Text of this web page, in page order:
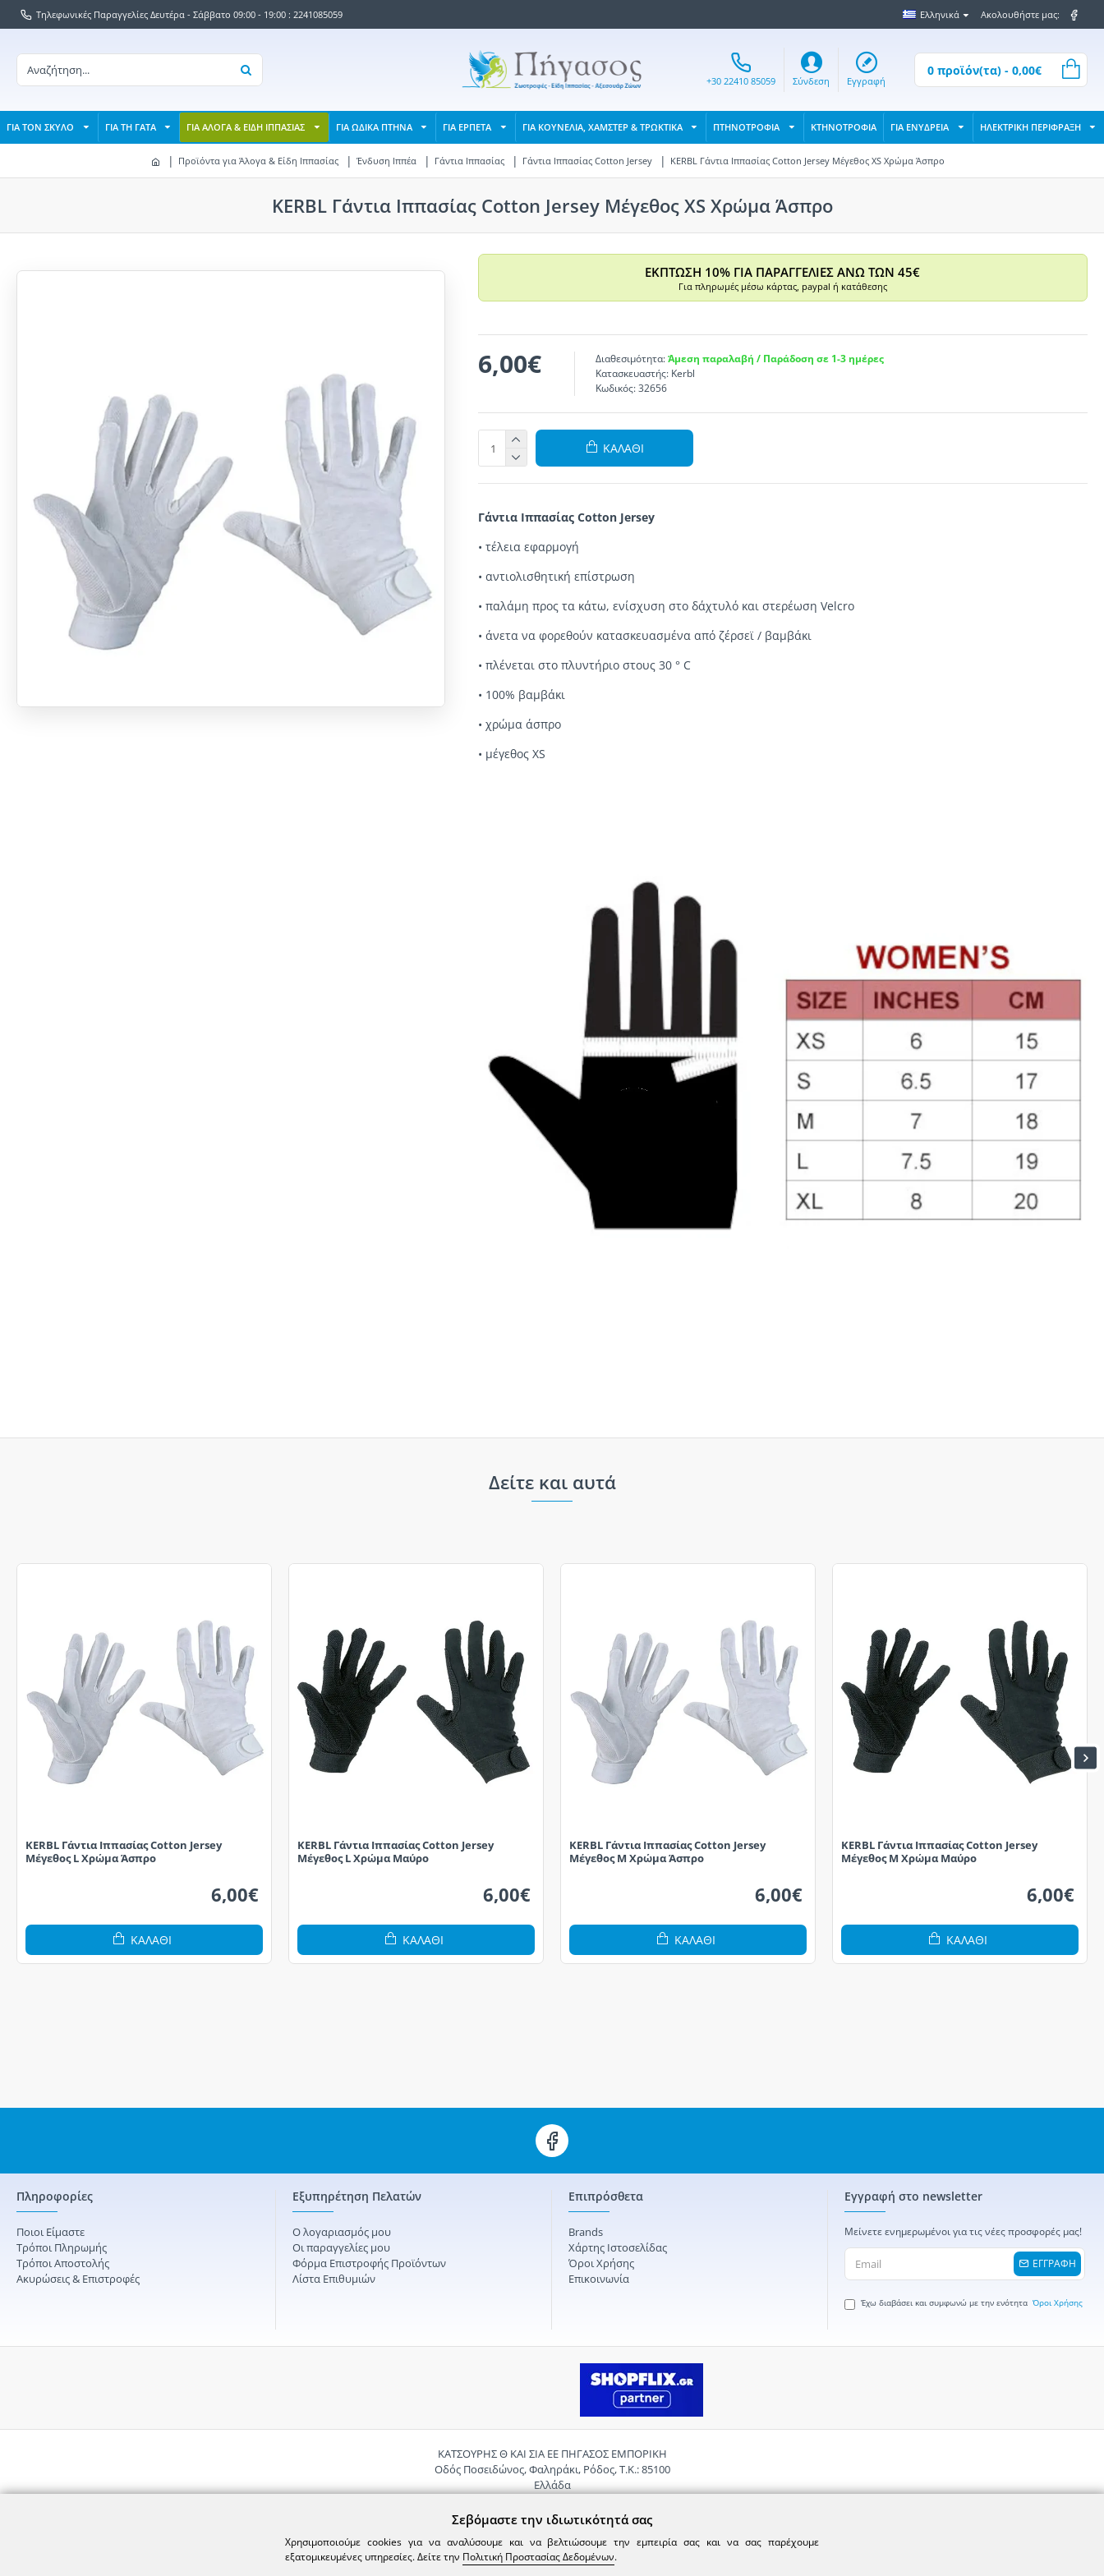
Τηλεφωνικές Παραγγελίες Δευτέρα - Σάββατο 09:00 - 19:00 : 2241085059 Ελληνικά Ακολουθήστε μας:
+30 22410 85059 Σύνδεση Εγγραφή
0 προϊόν(τα) - 0,00€
ΓΙΑ ΤΟΝ ΣΚΥΛΟ ΓΙΑ ΤΗ ΓΑΤΑ ΓΙΑ ΑΛΟΓΑ & ΕΙΔΗ ΙΠΠΑΣΙΑΣ ΓΙΑ ΩΔΙΚΑ ΠΤΗΝΑ ΓΙΑ ΕΡΠΕΤΑ ΓΙΑ ΚΟΥΝΕΛΙΑ, ΧΑΜΣΤΕΡ & ΤΡΩΚΤΙΚΑ ΠΤΗΝΟΤΡΟΦΙΑ ΚΤΗΝΟΤΡΟΦΙΑ ΓΙΑ ΕΝΥΔΡΕΙΑ ΗΛΕΚΤΡΙΚΗ ΠΕΡΙΦΡΑΞΗ
Προϊόντα για Άλογα & Είδη Ιππασίας Ένδυση Ιππέα Γάντια Ιππασίας Γάντια Ιππασίας Cotton Jersey KERBL Γάντια Ιππασίας Cotton Jersey Μέγεθος XS Χρώμα Άσπρο
KERBL Γάντια Ιππασίας Cotton Jersey Μέγεθος XS Χρώμα Άσπρο
ΕΚΠΤΩΣΗ 10% ΓΙΑ ΠΑΡΑΓΓΕΛΙΕΣ ΑΝΩ ΤΩΝ 45€
Για πληρωμές μέσω κάρτας, paypal ή κατάθεσης
6,00€ Διαθεσιμότητα: Άμεση παραλαβή / Παράδοση σε 1-3 ημέρες
Κατασκευαστής: Kerbl
Κωδικός: 32656
ΚΑΛΆΘΙ
Γάντια Ιππασίας Cotton Jersey
• τέλεια εφαρμογή
• αντιολισθητική επίστρωση
• παλάμη προς τα κάτω, ενίσχυση στο δάχτυλό και στερέωση Velcro
• άνετα να φορεθούν κατασκευασμένα από ζέρσεϊ / βαμβάκι
• πλένεται στο πλυντήριο στους 30 ° C
• 100% βαμβάκι
• χρώμα άσπρο
• μέγεθος XS
Δείτε και αυτά
KERBL Γάντια Ιππασίας Cotton Jersey
Μέγεθος L Χρώμα Άσπρο
6,00€
ΚΑΛΆΘΙ
KERBL Γάντια Ιππασίας Cotton Jersey
Μέγεθος L Χρώμα Μαύρο
6,00€
ΚΑΛΆΘΙ
KERBL Γάντια Ιππασίας Cotton Jersey
Μέγεθος M Χρώμα Άσπρο
6,00€
ΚΑΛΆΘΙ
KERBL Γάντια Ιππασίας Cotton Jersey
Μέγεθος M Χρώμα Μαύρο
6,00€
ΚΑΛΆΘΙ
Πληροφορίες
Ποιοι Είμαστε
Τρόποι Πληρωμής
Τρόποι Αποστολής
Ακυρώσεις & Επιστροφές
Εξυπηρέτηση Πελατών
Ο λογαριασμός μου
Οι παραγγελίες μου
Φόρμα Επιστροφής Προϊόντων
Λίστα Επιθυμιών
Επιπρόσθετα
Brands
Χάρτης Ιστοσελίδας
Όροι Χρήσης
Επικοινωνία
Εγγραφή στο newsletter
Μείνετε ενημερωμένοι για τις νέες προσφορές μας!
ΕΓΓΡΑΦΗ
Έχω διαβάσει και συμφωνώ με την ενότητα Όροι Χρήσης
ΚΑΤΣΟΥΡΗΣ Θ ΚΑΙ ΣΙΑ ΕΕ ΠΗΓΑΣΟΣ ΕΜΠΟΡΙΚΗ
Οδός Ποσειδώνος, Φαληράκι, Ρόδος, Τ.Κ.: 85100
Ελλάδα
Email:pigasosemporiki@gmail.com
Σεβόμαστε την ιδιωτικότητά σας
Χρησιμοποιούμε cookies για να αναλύσουμε και να βελτιώσουμε την εμπειρία σας και να σας παρέχουμε
εξατομικευμένες υπηρεσίες. Δείτε την Πολιτική Προστασίας Δεδομένων.